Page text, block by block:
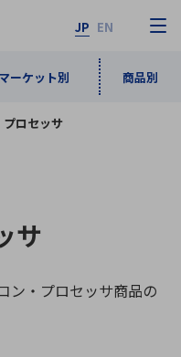
JP EN
マーケット別 商品別
ソフトウェア
さ行
や行
プロセッサ
サ
・プロセッサ商品の